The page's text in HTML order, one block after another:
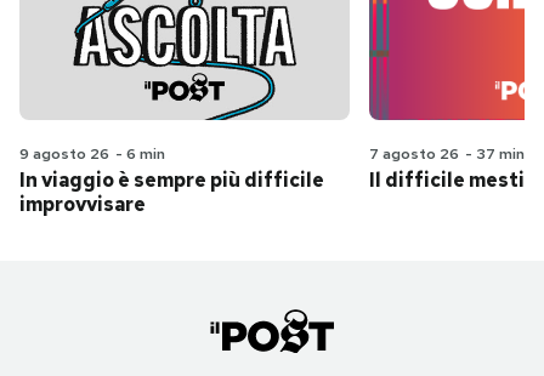
9 agosto 26 - 6 min
In viaggio è sempre più difficile
improvvisare
7 agosto 26 - 37 min
Il difficile